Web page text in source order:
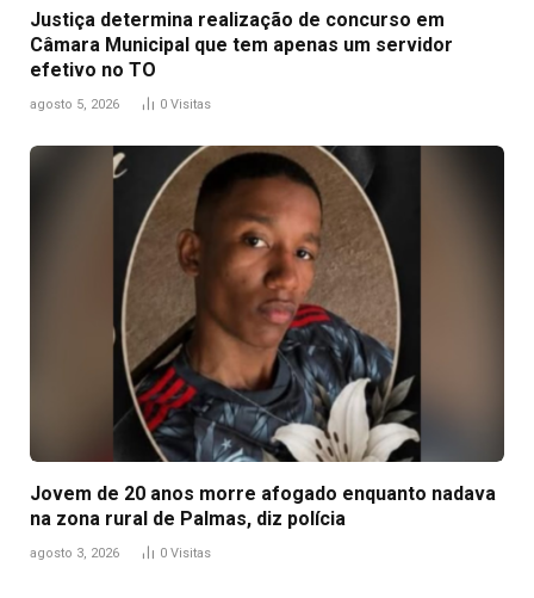
Justiça determina realização de concurso em
Câmara Municipal que tem apenas um servidor
efetivo no TO
agosto 5, 2026 0 Visitas
Jovem de 20 anos morre afogado enquanto nadava
na zona rural de Palmas, diz polícia
agosto 3, 2026 0 Visitas